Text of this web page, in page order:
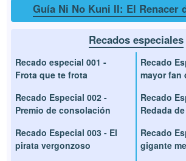
Guía Ni No Kuni II: El Renacer
Recados especiales
Recado especial 001 -
Frota que te frota
Recado Especial 002 -
Premio de consolación
Recado Especial 003 - El
pirata vergonzoso
Recado
mayor fan
Recado
Redada
Recado
gigante